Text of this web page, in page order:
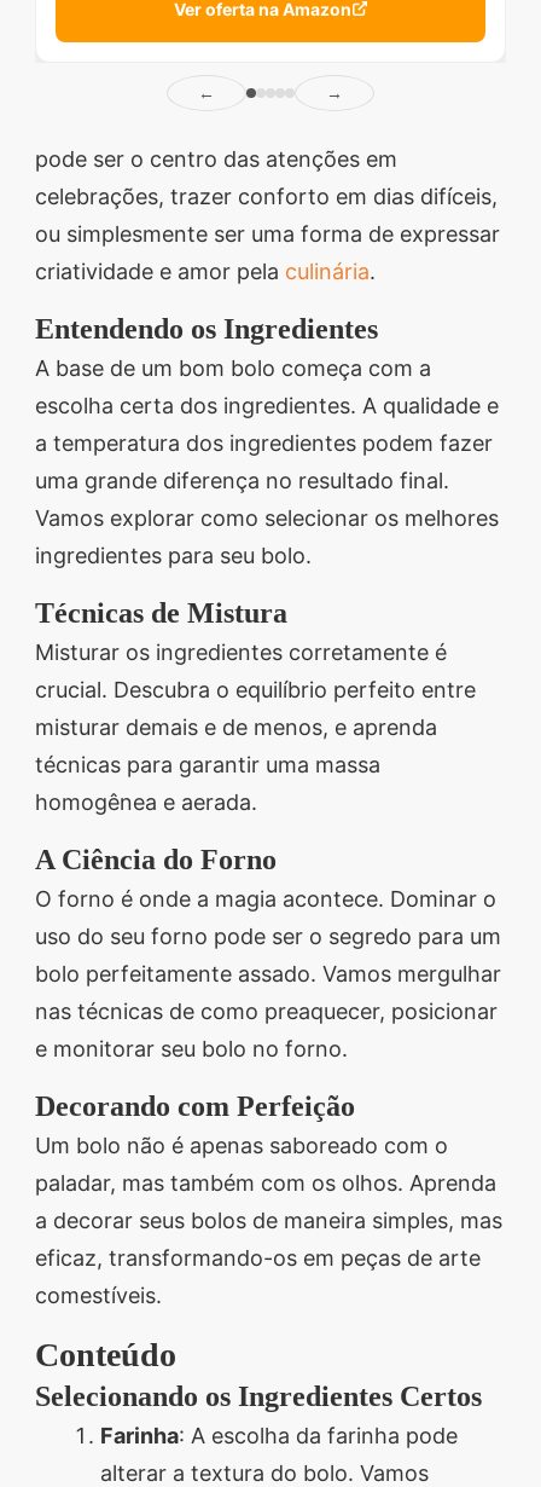
Ver oferta na Amazon
← →
pode ser o centro das atenções em
celebrações, trazer conforto em dias difíceis,
ou simplesmente ser uma forma de expressar
criatividade e amor pela culinária.
Entendendo os Ingredientes
A base de um bom bolo começa com a
escolha certa dos ingredientes. A qualidade e
a temperatura dos ingredientes podem fazer
uma grande diferença no resultado final.
Vamos explorar como selecionar os melhores
ingredientes para seu bolo.
Técnicas de Mistura
Misturar os ingredientes corretamente é
crucial. Descubra o equilíbrio perfeito entre
misturar demais e de menos, e aprenda
técnicas para garantir uma massa
homogênea e aerada.
A Ciência do Forno
O forno é onde a magia acontece. Dominar o
uso do seu forno pode ser o segredo para um
bolo perfeitamente assado. Vamos mergulhar
nas técnicas de como preaquecer, posicionar
e monitorar seu bolo no forno.
Decorando com Perfeição
Um bolo não é apenas saboreado com o
paladar, mas também com os olhos. Aprenda
a decorar seus bolos de maneira simples, mas
eficaz, transformando-os em peças de arte
comestíveis.
Conteúdo
Selecionando os Ingredientes Certos
Farinha: A escolha da farinha pode
alterar a textura do bolo. Vamos